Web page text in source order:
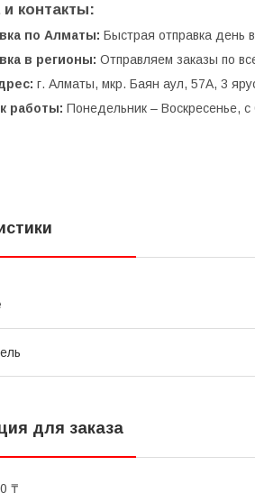
контакты:
по Алматы: Быстрая отправка день
в регионы: Отправляем заказы по
г. Алматы, мкр. Баян аул, 57А, 3
работы: Понедельник – Воскресенье,
для заказа
₸